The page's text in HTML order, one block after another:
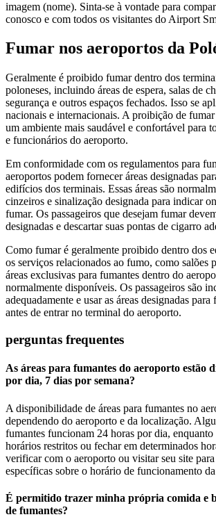
imagem (nome). Sinta-se à vontade para
conosco e com todos os visitantes do Airport
Fumar nos aeroportos da
Geralmente é proibido fumar dentro dos
poloneses, incluindo áreas de espera, salas de
segurança e outros espaços fechados. Isso se
nacionais e internacionais. A proibição de
um ambiente mais saudável e confortável para
e funcionários do aeroporto.
Em conformidade com os regulamentos para
aeroportos podem fornecer áreas designadas
edifícios dos terminais. Essas áreas são
cinzeiros e sinalização designada para indicar
fumar. Os passageiros que desejam fumar
designadas e descartar suas pontas de cigarro
Como fumar é geralmente proibido dentro dos
os serviços relacionados ao fumo, como salões
áreas exclusivas para fumantes dentro do
normalmente disponíveis. Os passageiros são
adequadamente e usar as áreas designadas
antes de entrar no terminal do aeroporto.
perguntas frequentes
As áreas para fumantes do aeroporto estão
por dia, 7 dias por semana?
A disponibilidade de áreas para fumantes no
dependendo do aeroporto e da localização.
fumantes funcionam 24 horas por dia, enquanto
horários restritos ou fechar em determinados
verificar com o aeroporto ou visitar seu site
específicas sobre o horário de funcionamento
É permitido trazer minha própria comida e
de fumantes?